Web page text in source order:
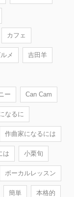
カフェ
メ 吉田羊
ー Can Cam
なるに
作曲家になるには
は 小栗旬
ボーカルレッスン
簡単 本格的